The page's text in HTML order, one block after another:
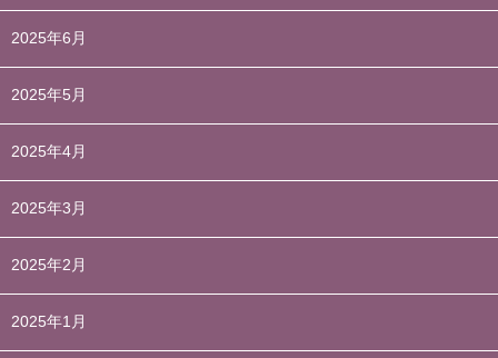
2025年6月
2025年5月
2025年4月
2025年3月
2025年2月
2025年1月